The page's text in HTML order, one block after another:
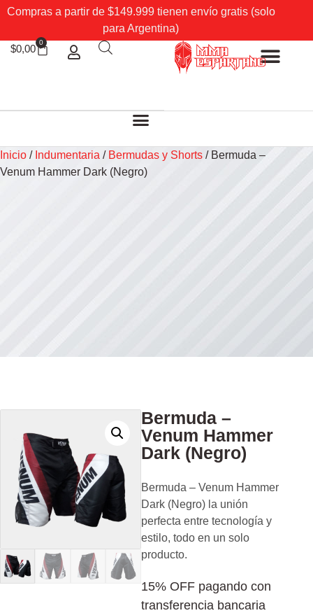
Compras a partir de $149.999 tienen envío gratis (solo
para Argentina)
$0,00
0
Inicio / Indumentaria / Bermudas y Shorts / Bermuda –
Venum Hammer Dark (Negro)
Bermuda –
Venum Hammer
Dark (Negro)
Bermuda – Venum Hammer
Dark (Negro) la unión
perfecta entre tecnología y
estilo, todo en un solo
producto.
15% OFF pagando con
transferencia bancaria